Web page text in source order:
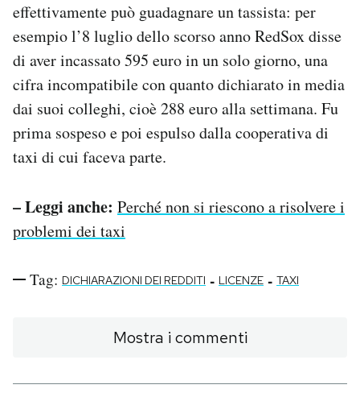
effettivamente può guadagnare un tassista: per
esempio l’8 luglio dello scorso anno RedSox disse
di aver incassato 595 euro in un solo giorno, una
cifra incompatibile con quanto dichiarato in media
dai suoi colleghi, cioè 288 euro alla settimana. Fu
prima sospeso e poi espulso dalla cooperativa di
taxi di cui faceva parte.
– Leggi anche: Perché non si riescono a risolvere i
problemi dei taxi
Tag: DICHIARAZIONI DEI REDDITI - LICENZE - TAXI
Mostra i commenti